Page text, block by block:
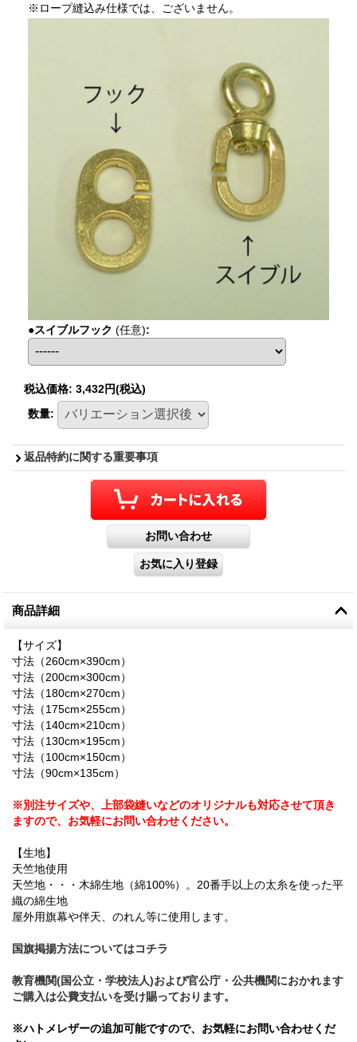
※ロープ縫込み仕様では、ございません。
●スイブルフック (任意):
税込価格: 3,432円(税込)
数量:
返品特約に関する重要事項
商品詳細
【サイズ】
寸法（260cm×390cm）
寸法（200cm×300cm）
寸法（180cm×270cm）
寸法（175cm×255cm）
寸法（140cm×210cm）
寸法（130cm×195cm）
寸法（100cm×150cm）
寸法（90cm×135cm）
※別注サイズや、上部袋縫いなどのオリジナルも対応させて頂き
ますので、お気軽にお問い合わせください。
【生地】
天竺地使用
天竺地・・・木綿生地（綿100%）。20番手以上の太糸を使った平
織の綿生地
屋外用旗幕や伴天、のれん等に使用します。
国旗掲揚方法についてはコチラ
教育機関(国公立・学校法人)および官公庁・公共機関におかれます
ご購入は公費支払いを受け賜っております。
※ハトメレザーの追加可能ですので、お気軽にお問い合わせくだ